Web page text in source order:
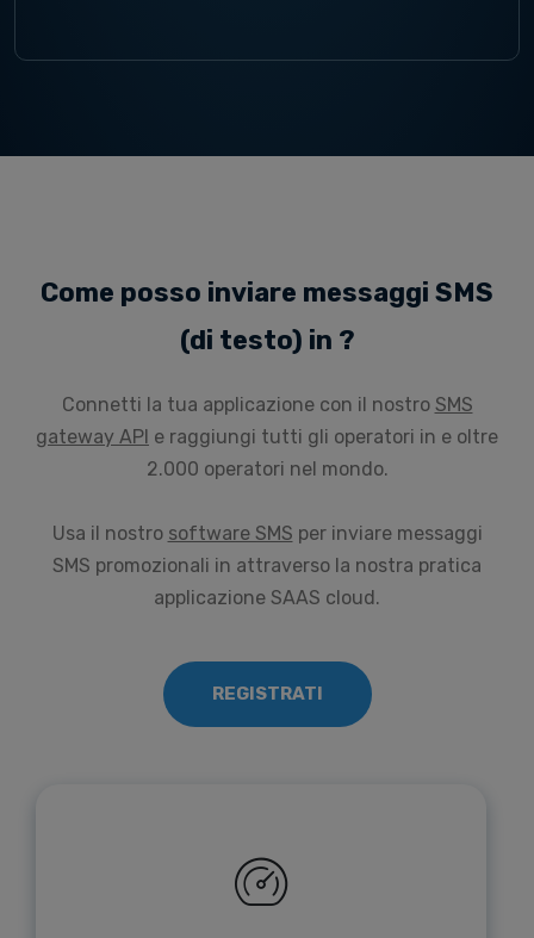
Come posso inviare messaggi SMS
(di testo) in ?
Connetti la tua applicazione con il nostro SMS
gateway API e raggiungi tutti gli operatori in e oltre
2.000 operatori nel mondo.
Usa il nostro software SMS per inviare messaggi
SMS promozionali in attraverso la nostra pratica
applicazione SAAS cloud.
REGISTRATI